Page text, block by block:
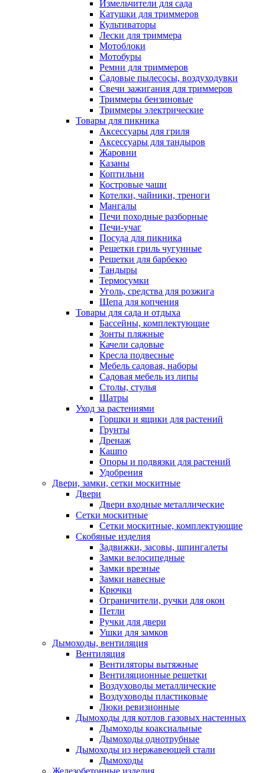
Измельчители для сада
Катушки для триммеров
Культиваторы
Лески для триммера
Мотоблоки
Мотобуры
Ремни для триммеров
Садовые пылесосы, воздуходувки
Свечи зажигания для триммеров
Триммеры бензиновые
Триммеры электрические
Товары для пикника
Аксессуары для гриля
Аксессуары для тандыров
Жаровни
Казаны
Коптильни
Костровые чаши
Котелки, чайники, треноги
Мангалы
Печи походные разборные
Печи-учаг
Посуда для пикника
Решетки гриль чугунные
Решетки для барбекю
Тандыры
Термосумки
Уголь, средства для розжига
Щепа для копчения
Товары для сада и отдыха
Бассейны, комплектующие
Зонты пляжные
Качели садовые
Кресла подвесные
Мебель садовая, наборы
Садовая мебель из липы
Столы, стулья
Шатры
Уход за растениями
Горшки и ящики для растений
Грунты
Дренаж
Кашпо
Опоры и подвязки для растений
Удобрения
Двери, замки, сетки москитные
Двери
Двери входные металлические
Сетки москитные
Сетки москитные, комплектующие
Скобяные изделия
Задвижки, засовы, шпингалеты
Замки велосипедные
Замки врезные
Замки навесные
Крючки
Ограничители, ручки для окон
Петли
Ручки для двери
Ушки для замков
Дымоходы, вентиляция
Вентиляция
Вентиляторы вытяжные
Вентиляционные решетки
Воздуховоды металлические
Воздуховоды пластиковые
Люки ревизионные
Дымоходы для котлов газовых настенных
Дымоходы коаксиальные
Дымоходы однотрубные
Дымоходы из нержавеющей стали
Дымоходы
Железобетонные изделия